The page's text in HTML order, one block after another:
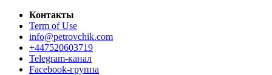
Контакты
Term of Use
info@petrovchik.com
+447520603719
Telegram-канал
Facebook-группа